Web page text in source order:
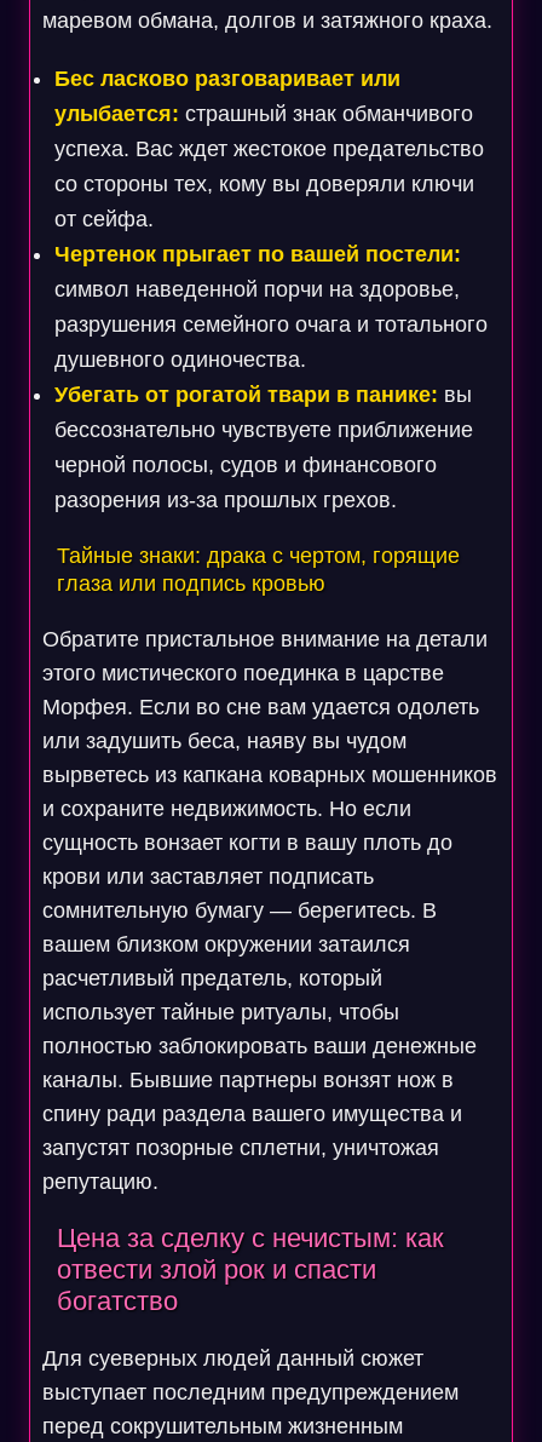
маревом обмана, долгов и затяжного краха.
Бес ласково разговаривает или
улыбается: страшный знак обманчивого
успеха. Вас ждет жестокое предательство
со стороны тех, кому вы доверяли ключи
от сейфа.
Чертенок прыгает по вашей постели:
символ наведенной порчи на здоровье,
разрушения семейного очага и тотального
душевного одиночества.
Убегать от рогатой твари в панике: вы
бессознательно чувствуете приближение
черной полосы, судов и финансового
разорения из-за прошлых грехов.
Тайные знаки: драка с чертом, горящие
глаза или подпись кровью
Обратите пристальное внимание на детали
этого мистического поединка в царстве
Морфея. Если во сне вам удается одолеть
или задушить беса, наяву вы чудом
вырветесь из капкана коварных мошенников
и сохраните недвижимость. Но если
сущность вонзает когти в вашу плоть до
крови или заставляет подписать
сомнительную бумагу — берегитесь. В
вашем близком окружении затаился
расчетливый предатель, который
использует тайные ритуалы, чтобы
полностью заблокировать ваши денежные
каналы. Бывшие партнеры вонзят нож в
спину ради раздела вашего имущества и
запустят позорные сплетни, уничтожая
репутацию.
Цена за сделку с нечистым: как
отвести злой рок и спасти
богатство
Для суеверных людей данный сюжет
выступает последним предупреждением
перед сокрушительным жизненным